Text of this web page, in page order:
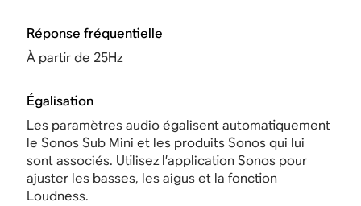
Réponse fréquentielle
À partir de 25Hz
Égalisation
Les paramètres audio égalisent automatiquement
le Sonos Sub Mini et les produits Sonos qui lui
sont associés. Utilisez l’application Sonos pour
ajuster les basses, les aigus et la fonction
Loudness.